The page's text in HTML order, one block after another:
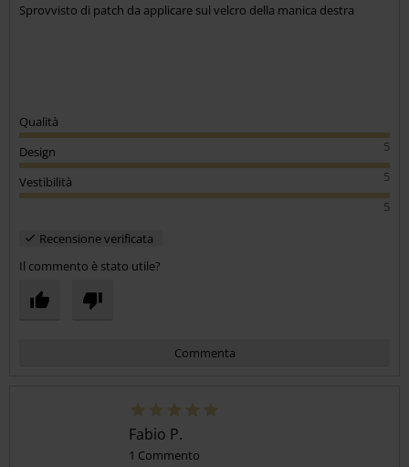
Sprovvisto di patch da applicare sul velcro della manica destra
Qualità
5
Design
5
Vestibilità
5
Recensione verificata
Il commento è stato utile?
Commenta
Fabio P.
1 Commento